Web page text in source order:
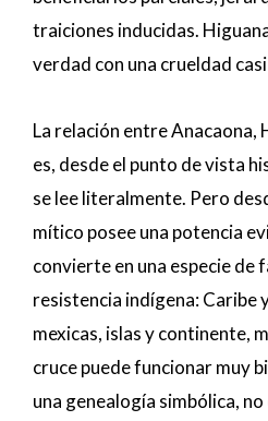
traiciones inducidas.
verdad con una crueldad
La relación entre Anacaona,
es, desde el punto de vista
se lee literalmente. Pero
mítico posee una potencia
convierte en una especie de
resistencia indígena: Caribe
mexicas, islas y continente,
cruce puede funcionar muy
una genealogía simbólica,